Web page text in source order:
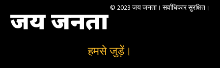
जय जनता © 2023 जय जनता। सर्वाधिकार सुरक्षित।
हमसे जुड़ें।